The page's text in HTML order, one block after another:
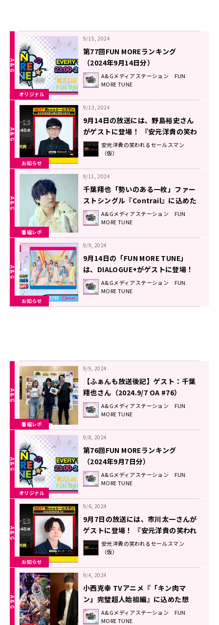
オリジナル
9/15, 2024
第77回FUN MOREランキング
（2024年9月14日分）
A&Gメディアステーション FUN
MORE TUNE
お知らせ
9/13, 2024
9月14日の放送には、野島裕史さん
がゲストに登場！ 『安元洋貴の笑わ
れるセールスマン（仮）』
安元洋貴の笑われるセールスマン
（仮）
番組レポ
9/11, 2024
千葉翔也「勢いのある一枚」ファー
ストシングル『Contrail』に込めた
想い！A&Gメディアステーション FUN
MORE TUNE
お知らせ
9/9, 2024
9月14日の「FUN MORE TUNE」
は、DIALOGUE+がゲストに登場！
A&Gメディアステーション FUN
MORE TUNE
番組レポ
9/9, 2024
【ふぁんも放送後記】ゲスト：千葉
翔也さん（2024.9/7 OA #76）
A&Gメディアステーション FUN
MORE TUNE
オリジナル
9/8, 2024
第76回FUN MOREランキング
（2024年9月7日分）
A&Gメディアステーション FUN
MORE TUNE
お知らせ
9/6, 2024
9月7日の放送には、市川太一さんが
ゲストに登場！ 『安元洋貴の笑われ
るセールスマン（仮）』
安元洋貴の笑われるセールスマン
（仮）
9/4, 2024
小西克幸 TVアニメ『「キン肉マ
ン」完璧超人始祖編』に込めた想
い！ A&Gメディアステーション FUN
MORE TUNE